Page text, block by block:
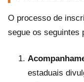
O processo de
segue os seguintes
estaduais